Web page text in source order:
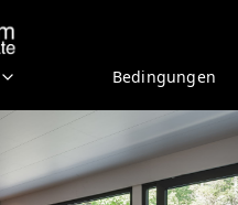
Bedingungen